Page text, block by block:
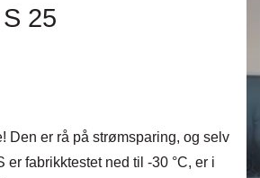
25
Den er rå på strømsparing, og selv
fabrikktestet ned til -30 °C, er i